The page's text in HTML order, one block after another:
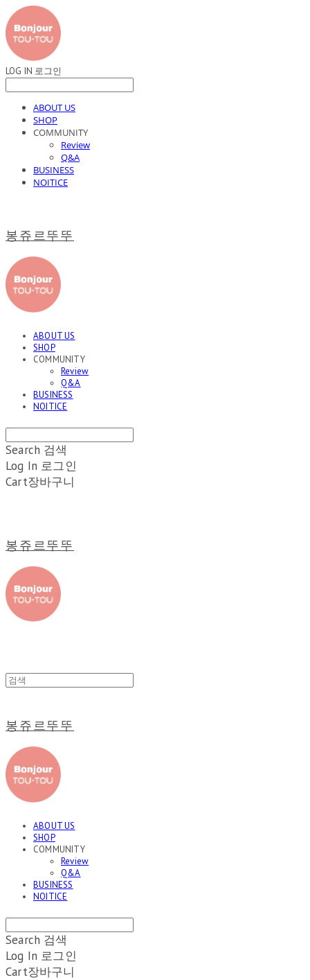
LOG IN 로그인
ABOUT US
SHOP
COMMUNITY
Review
Q&A
BUSINESS
NOITICE
봉쥬르뚜뚜
ABOUT US
SHOP
COMMUNITY
Review
Q&A
BUSINESS
NOITICE
Search 검색
Log In 로그인
Cart장바구니
봉쥬르뚜뚜
봉쥬르뚜뚜
ABOUT US
SHOP
COMMUNITY
Review
Q&A
BUSINESS
NOITICE
Search 검색
Log In 로그인
Cart장바구니